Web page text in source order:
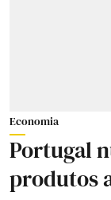
Economia
Portugal
produtos